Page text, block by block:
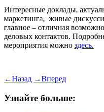
Интересные доклады,
маркетинга, живые
главное – отличная
деловых контактов.
мероприятия можно здесь.
←Назад →Вперед
Узнайте больше: